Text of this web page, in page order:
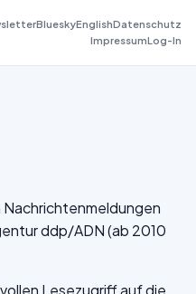
BlueskyEnglishDatenschutz
ImpressumLog-In
ddp/ADN (ab 2010
Lesezugriff auf die